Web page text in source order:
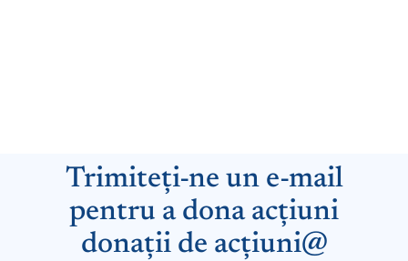
Trimiteți-ne un e-mail
pentru a dona acțiuni
donații de acțiuni@